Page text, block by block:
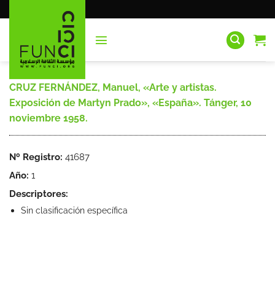
al
CRUZ FERNÁNDEZ, Manuel, «Arte y artistas.
Exposición de Martyn Prado», «España». Tánger, 10
noviembre 1958.
Nº Registro: 41687
Año: 1
Descriptores:
Sin clasificación específica